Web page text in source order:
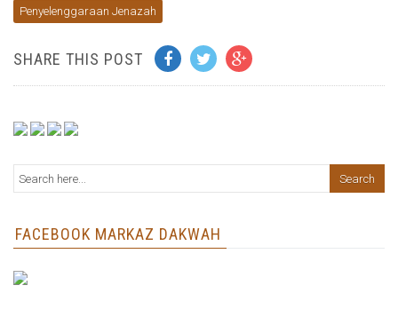
Penyelenggaraan Jenazah
SHARE THIS POST
FACEBOOK MARKAZ DAKWAH